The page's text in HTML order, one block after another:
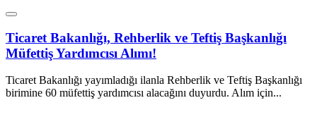
Ticaret Bakanlığı, Rehberlik ve Teftiş Başkanlığı
Müfettiş Yardımcısı Alımı!
Ticaret Bakanlığı yayımladığı ilanla Rehberlik ve Teftiş Başkanlığı
birimine 60 müfettiş yardımcısı alacağını duyurdu. Alım için...